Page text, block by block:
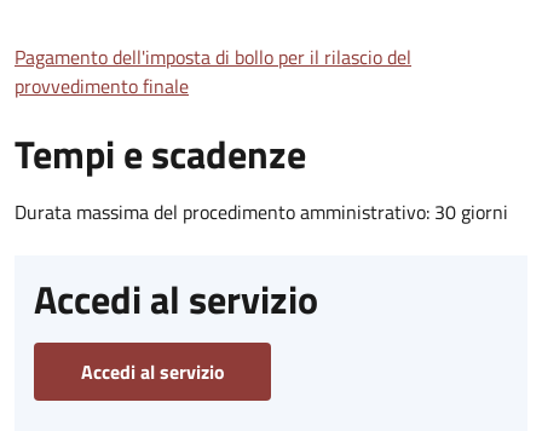
Pagamento dell'imposta di bollo per il rilascio del
provvedimento finale
Tempi e scadenze
Durata massima del procedimento amministrativo: 30 giorni
Accedi al servizio
Accedi al servizio